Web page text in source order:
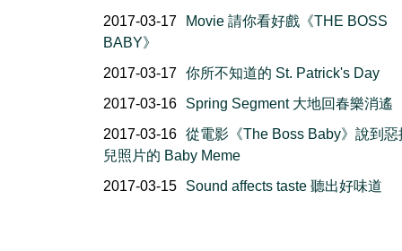
2017-03-17
Movie 請你看好戲《THE BOSS
BABY》
2017-03-17 你所不知道的 St. Patrick's Day
2017-03-16
Spring Segment 大地回春樂消遙
2017-03-16 從電影《The Boss Baby》說到惡
兒照片的 Baby Meme
2017-03-15
Sound affects taste 聽出好味道